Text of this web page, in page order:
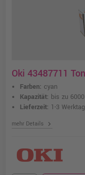
Oki 43487711
Farben: cyan
Kapazität: bis zu
Lieferzeit: 1-3
mehr Details chevron_right